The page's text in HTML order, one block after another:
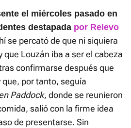
el miércoles pasado en
destapada por Relevo
se percató de que ni siquiera
que Louzán iba a ser el cabeza
confirmarse después que
por tanto, seguía
Paddock, donde se reunieron
salió con la firme idea
de presentarse. Sin